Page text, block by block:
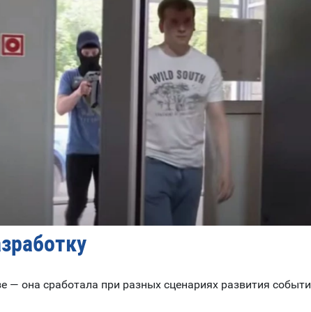
— она сработала при разных сценариях развития